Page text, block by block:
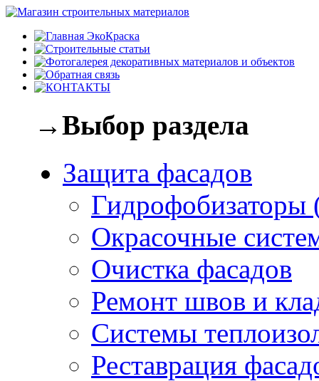
→Выбор раздела
Защита фасадов
Гидрофобизаторы
Окрасочные
Очистка фасадов
Ремонт швов и
Системы
Реставрация